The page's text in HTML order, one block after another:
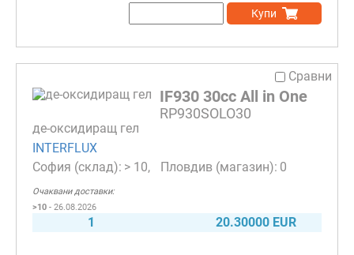
Купи
Сравни
IF930 30cc All in One
RP930SOLO30
де-оксидиращ гел
INTERFLUX
> 10
0
Очаквани доставки:
>10 - 26.08.2026
1 20.30000 EUR